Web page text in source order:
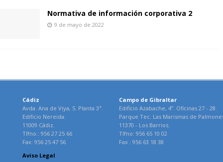
Normativa de información corporativa 2
9 de mayo de 2022
Cádiz
Avda. Ana de Viya, 5. Planta 3ª.
Edificio Nereida.
11009 Cádiz.
Tlfno.: 956 27 25 66
Fax: 956 25 47 56
Campo de Gibraltar
Edificio Azabache, 4º. Oficinas 27 - 28.
Parque Tec. Las Marismas de
11370 - Los Barrios.
Tlfno: 956 65 10 02
Fax : 956 63 18 38
Aviso Legal